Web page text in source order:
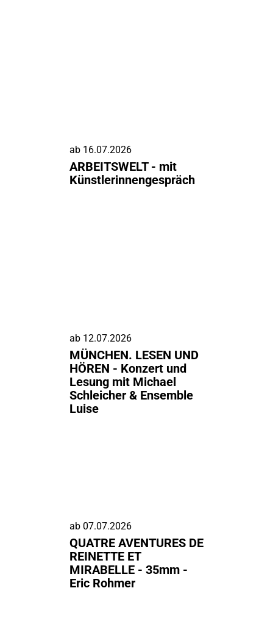
ab 16.07.2026
ARBEITSWELT - mit
Künstlerinnengespräch
ab 12.07.2026
MÜNCHEN. LESEN UND
HÖREN - Konzert und
Lesung mit Michael
Schleicher & Ensemble
Luise
ab 07.07.2026
QUATRE AVENTURES DE
REINETTE ET
MIRABELLE - 35mm -
Eric Rohmer